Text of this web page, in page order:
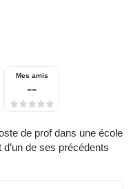
Mes amis
--
de prof dans une école
d’un de ses précédents